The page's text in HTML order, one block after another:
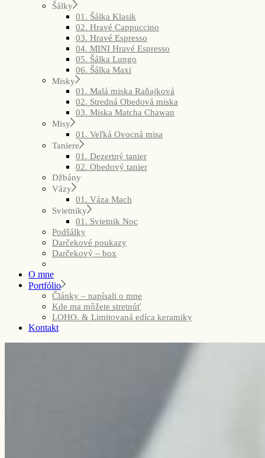
Šálky
01. Šálka Klasik
02. Hravé Cappuccino
03. Hravé Espresso
04. MINI Hravé Espresso
05. Šálka Lungo
06. Šálka Maxi
Misky
01. Malá miska Raňajková
02. Stredná Obedová miska
03. Miska Matcha Chawan
Misy
01. Veľká Ovocná misa
Taniere
01. Dezertný tanier
02. Obedový tanier
Džbány
Vázy
01. Váza Mach
Svietniky
01. Svietnik Noc
Podšálky
Darčekové poukazy
Darčekový – box
O mne
Portfólio
Články – napísali o mne
Kde ma môžete stretnúť
LOHO. & Limitovaná edíca keramiky
Kontakt